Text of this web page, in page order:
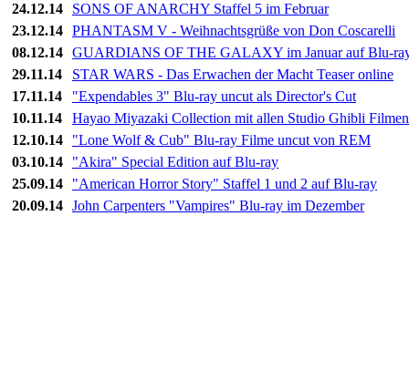
24.12.14
SONS OF ANARCHY Staffel 5 im Februar
23.12.14 PHANTASM V - Weihnachtsgrüße von Don Coscarelli
08.12.14 GUARDIANS OF THE GALAXY im Januar auf Blu-
29.11.14
STAR WARS - Das Erwachen der Macht Teaser online
17.11.14
"Expendables 3" Blu-ray uncut als Director's Cut
10.11.14
Hayao Miyazaki Collection mit allen Studio Ghibli
12.10.14
"Lone Wolf & Cub" Blu-ray Filme uncut von REM
03.10.14
"Akira" Special Edition auf Blu-ray
25.09.14
"American Horror Story" Staffel 1 und 2 auf Blu-ray
20.09.14 John Carpenters "Vampires" Blu-ray im Dezember